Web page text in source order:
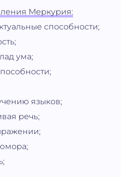
Меркурия:
способности;
ума;
языков;
речь;